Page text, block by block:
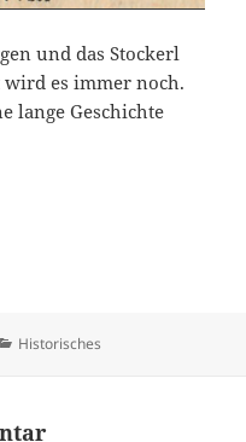
und das Stockerl
es immer noch.
lange Geschichte
Kategorien
Historisches